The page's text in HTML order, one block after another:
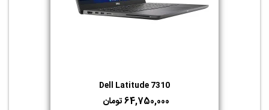
Dell Latitude 7310
64,750,000 تومان